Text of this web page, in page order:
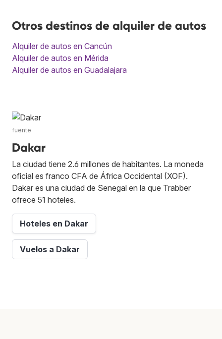
Otros destinos de alquiler de autos
Alquiler de autos en Cancún
Alquiler de autos en Mérida
Alquiler de autos en Guadalajara
fuente
Dakar
La ciudad tiene 2.6 millones de habitantes. La moneda
oficial es franco CFA de África Occidental (XOF).
Dakar es una ciudad de Senegal en la que Trabber
ofrece 51 hoteles.
Hoteles en Dakar
Vuelos a Dakar